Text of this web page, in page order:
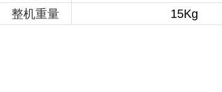
整机重量
15Kg